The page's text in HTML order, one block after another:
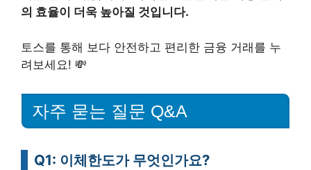
의 효율이 더욱 높아질 것입니다.
토스를 통해 보다 안전하고 편리한 금융 거래를 누
려보세요! 💸
자주 묻는 질문 Q&A
Q1: 이체한도가 무엇인가요?